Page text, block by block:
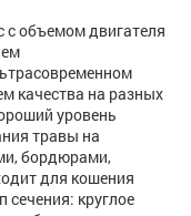
с объемом двигателя
качества на разных
уровень
травы на
бордюрами,
для кошения
круглое